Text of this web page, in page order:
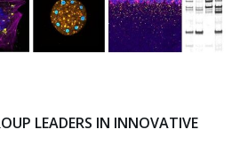
LEADERS IN INNOVATIVE